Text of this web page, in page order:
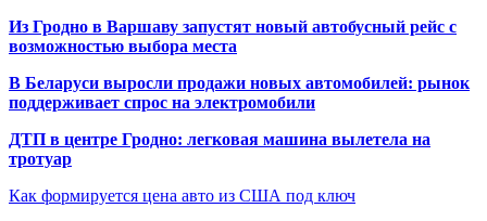
Из Гродно в Варшаву запустят новый автобусный рейс с
возможностью выбора места
В Беларуси выросли продажи новых автомобилей: рынок
поддерживает спрос на электромобили
ДТП в центре Гродно: легковая машина вылетела на
тротуар
Как формируется цена авто из США под ключ